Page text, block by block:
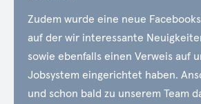
Zudem wurde eine neue
auf der wir interessante
sowie ebenfalls einen Verweis auf
Jobsystem eingerichtet haben.
und schon bald zu unserem Team